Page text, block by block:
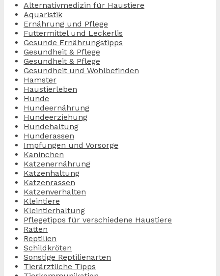
Alternativmedizin für Haustiere
Aquaristik
Ernährung und Pflege
Futtermittel und Leckerlis
Gesunde Ernährungstipps
Gesundheit & Pflege
Gesundheit & Pflege
Gesundheit und Wohlbefinden
Hamster
Haustierleben
Hunde
Hundeernährung
Hundeerziehung
Hundehaltung
Hunderassen
Impfungen und Vorsorge
Kaninchen
Katzenernährung
Katzenhaltung
Katzenrassen
Katzenverhalten
Kleintiere
Kleintierhaltung
Pflegetipps für verschiedene Haustiere
Ratten
Reptilien
Schildkröten
Sonstige Reptilienarten
Tierärztliche Tipps